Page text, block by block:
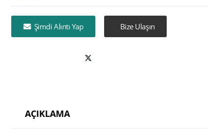
Şimdi Alıntı Yap Bize Ulaşın
AÇIKLAMA